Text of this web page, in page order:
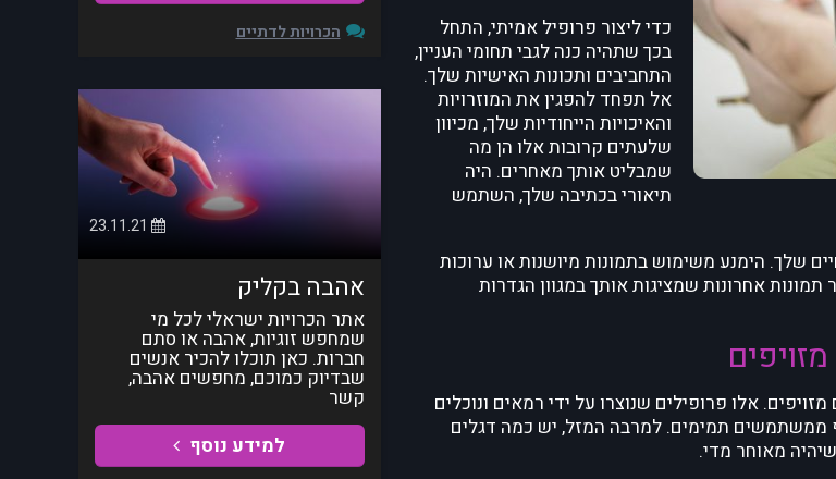
כדי ליצור פרופיל אמיתי, התחל
בכך שתהיה כנה לגבי תחומי העניין,
התחביבים ותכונות האישיות שלך.
אל תפחד להפגין את המוזרויות
והאיכויות הייחודיות שלך, מכיוון
שלעתים קרובות אלו הן מה
שמבליט אותך מאחרים. היה
תיאורי בכתיבה שלך, השתמש
שלך. הימנע משימוש בתמונות מיושנות או ערוכות
אחרונות שמציגות אותך במגוון הגדרות
אלו פרופילים שנוצרו על ידי רמאים ונוכלים
ממשתמשים תמימים. למרבה המזל, יש כמה דגלים
מאוחר מדי.
הכרויות לדתיים
23.11.21
אהבה בקליק
אתר הכרויות ישראלי לכל מי
שמחפש זוגיות, אהבה או סתם
חברות. כאן תוכלו להכיר אנשים
שבדיוק כמוכם, מחפשים אהבה,
קשר
למידע נוסף